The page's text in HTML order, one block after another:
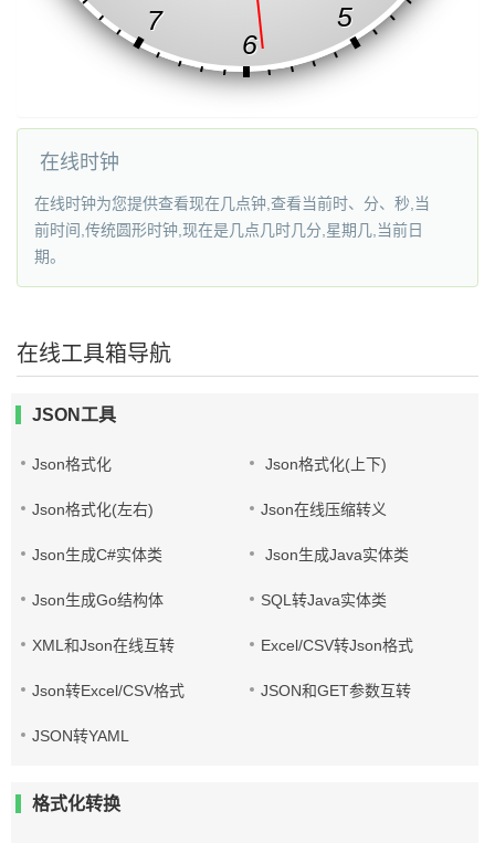
5
6
7
在线时钟
在线时钟为您提供查看现在几点钟,查看当前时、分、秒,当
前时间,传统圆形时钟,现在是几点几时几分,星期几,当前日
期。
在线工具箱导航
JSON工具
Json格式化 Json格式化(上下)
Json格式化(左右) Json在线压缩转义
Json生成C#实体类 Json生成Java实体类
Json生成Go结构体 SQL转Java实体类
XML和Json在线互转 Excel/CSV转Json格式
Json转Excel/CSV格式 JSON和GET参数互转
JSON转YAML
格式化转换